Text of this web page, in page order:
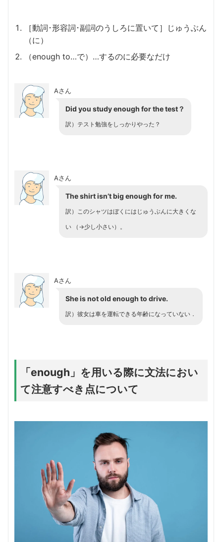
［動詞･形容詞･副詞のうしろに置いて］じゅうぶん
（に）
（enough to…で）…するのに必要なだけ
Aさん
Did you study enough for the test？
訳）テスト勉強をしっかりやった？
Aさん
The shirt isn’t big enough for me.
訳）このシャツはぼくにはじゅうぶんに大きくな
い （→少し小さい）。
Aさん
She is not old enough to drive.
訳）彼女は車を運転できる年齢になっていない．
「enough」を用いる際に文法におい
て注意すべき点について